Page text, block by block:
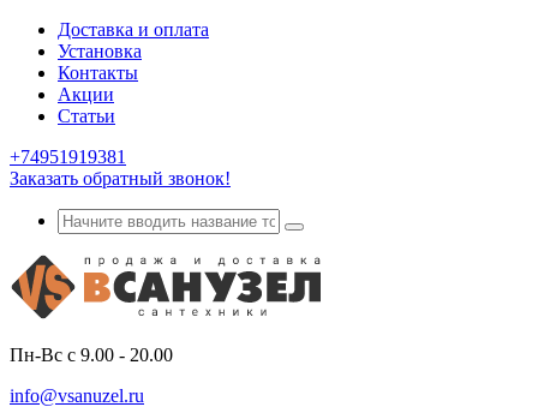
Доставка и оплата
Установка
Контакты
Акции
Статьи
+74951919381
Заказать обратный звонок!
Пн-Вс с 9.00 - 20.00
info@vsanuzel.ru